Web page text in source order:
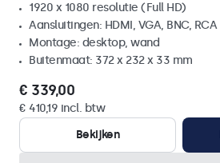
1920 x 1080 resolutie (Full HD)
Aansluitingen: HDMI, VGA, BNC, RCA
Montage: desktop, wand
Buitenmaat: 372 x 232 x 33 mm
€ 339,00
€ 410,19 incl. btw
Bekijken